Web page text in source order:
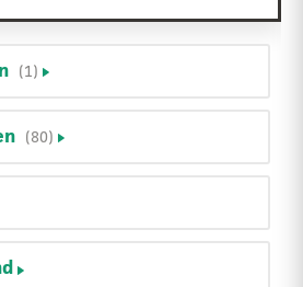
(1)
(80)